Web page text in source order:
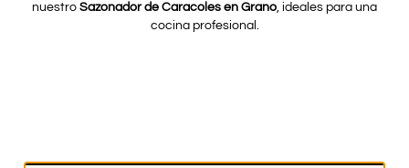
nuestro Sazonador de Caracoles en Grano, ideales para una
cocina profesional.